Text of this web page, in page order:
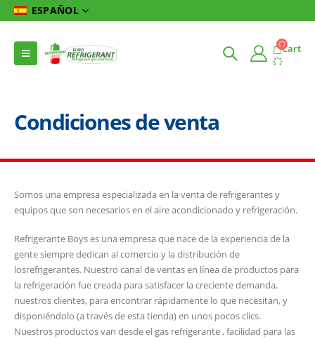
ESPAÑOL
Cart
Condiciones de venta
Somos una empresa especializada en la venta de refrigerantes y
equipos que son necesarios en el aire acondicionado y refrigeración.
Refrigerante Boys es una empresa que nace de la experiencia de la
gente siempre dedican al comercio y la distribución de
losrefrigerantes. Nuestro canal de ventas en línea de productos para
la refrigeración fue creada para satisfacer la creciente demanda,
nuestros clientes, para encontrar rápidamente lo que necesitan, y
disponiéndolo (a través de esta tienda) en unos pocos clics.
Nuestros productos van desde el gas refrigerante , facilidad para las